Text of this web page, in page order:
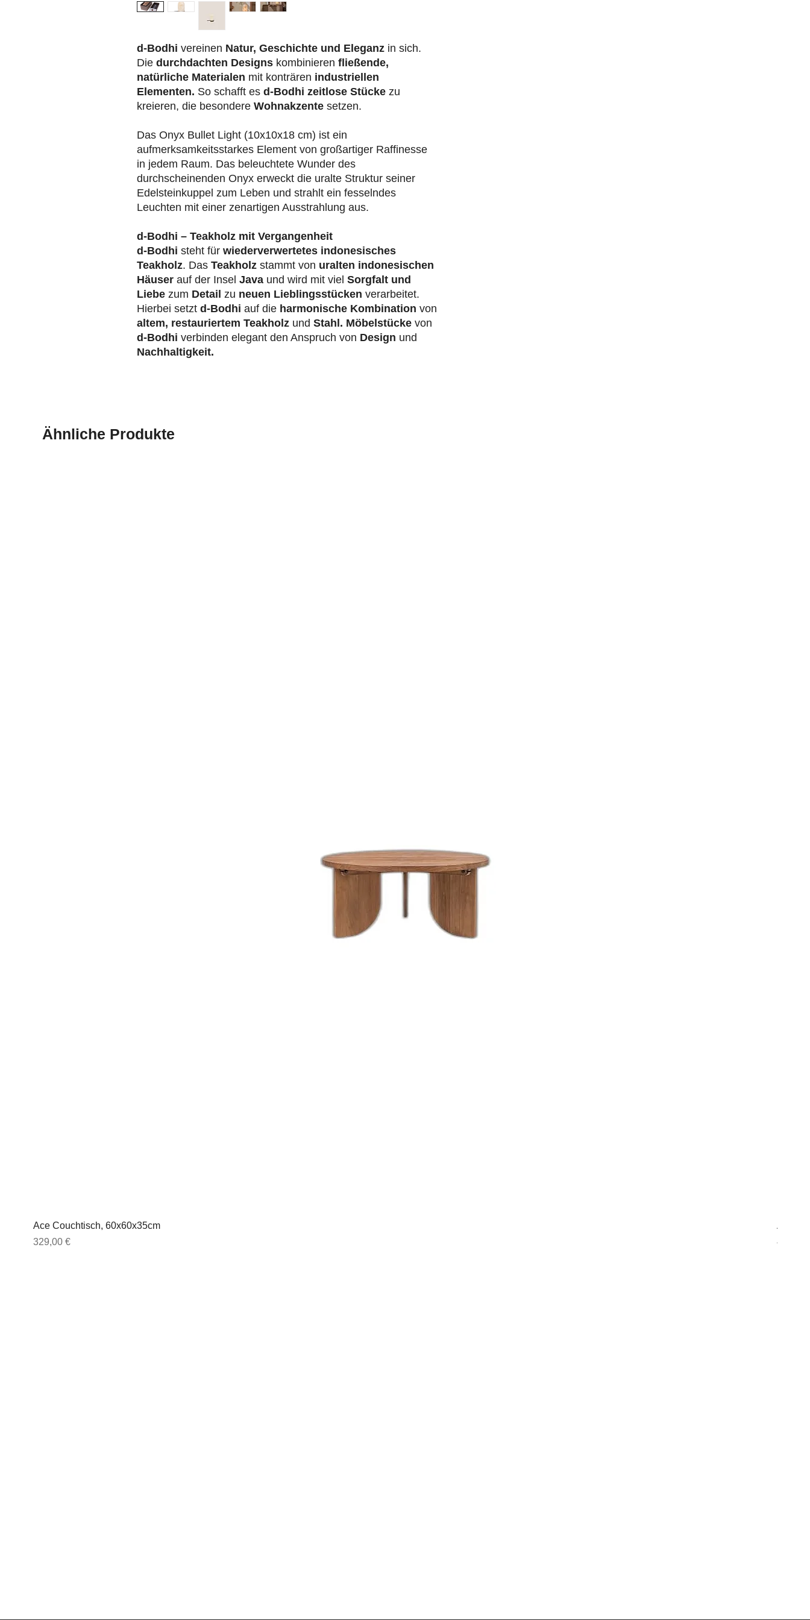
d-Bodhi vereinen Natur, Geschichte und Eleganz in sich.
Die durchdachten Designs kombinieren fließende,
natürliche Materialen mit konträren industriellen
Elementen. So schafft es d-Bodhi zeitlose Stücke zu
kreieren, die besondere Wohnakzente setzen.
Das Onyx Bullet Light (10x10x18 cm) ist ein
aufmerksamkeitsstarkes Element von großartiger Raffinesse
in jedem Raum. Das beleuchtete Wunder des
durchscheinenden Onyx erweckt die uralte Struktur seiner
Edelsteinkuppel zum Leben und strahlt ein fesselndes
Leuchten mit einer zenartigen Ausstrahlung aus.
d-Bodhi – Teakholz mit Vergangenheit
d-Bodhi steht für wiederverwertetes indonesisches
Teakholz. Das Teakholz stammt von uralten indonesischen
Häuser auf der Insel Java und wird mit viel Sorgfalt und
Liebe zum Detail zu neuen Lieblingsstücken verarbeitet.
Hierbei setzt d-Bodhi auf die harmonische Kombination von
altem, restauriertem Teakholz und Stahl. Möbelstücke von
d-Bodhi verbinden elegant den Anspruch von Design und
Nachhaltigkeit.
Ähnliche Produkte
Ace Couchtisch, 60x60x35cm
Preis
329,00 €
Ace
Preis
449,00